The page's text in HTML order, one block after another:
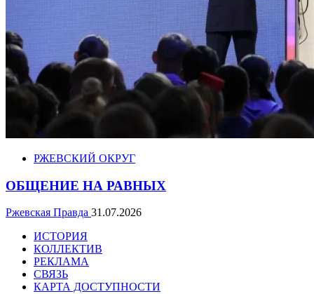
РЖЕВСКИЙ ОКРУГ
ОБЩЕНИЕ НА РАВНЫХ
Ржевская Правда 31.07.2026
ИСТОРИЯ
КОЛЛЕКТИВ
РЕКЛАМА
СВЯЗЬ
КАРТА ДОСТУПНОСТИ